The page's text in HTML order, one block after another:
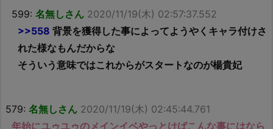
599: 名無しさん 2020/11/19(木) 02:57:37.552
>>558 背景を獲得した事によってようやくキャラ付けさ
れた様なもんだからな
そういう意味ではこれからがスタートなのが楊貴妃
579: 名無しさん 2020/11/19(木) 02:45:44.761
年始にユゥユゥのメインイベやっとけばこんな事にはなら